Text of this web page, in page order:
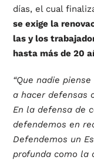
días, el cual
se exige la
las y los
hasta más de 20
“Que nadie
a hacer defensas
En la defensa de
defendemos en
Defendemos un
profunda como la